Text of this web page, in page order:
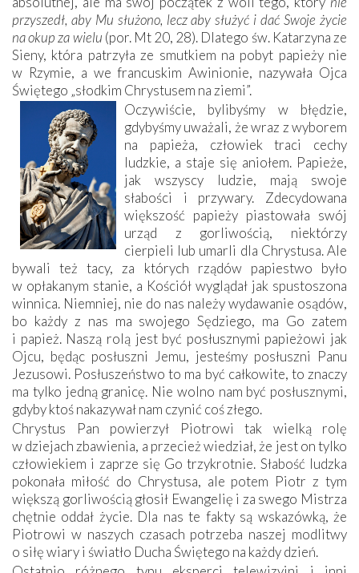
przyszedł, aby Mu służono, lecz aby służyć i dać Swoje życie
na okup za wielu (por. Mt 20, 28). Dlatego św. Katarzyna ze
Sieny, która patrzyła ze smutkiem na pobyt papieży nie
w Rzymie, a we francuskim Awinionie, nazywała Ojca
Świętego „słodkim Chrystusem na ziemi”.
Oczywiście, bylibyśmy w błędzie,
gdybyśmy uważali, że wraz z wyborem
na papieża, człowiek traci cechy
ludzkie, a staje się aniołem. Papieże,
jak wszyscy ludzie, mają swoje
słabości i przywary. Zdecydowana
większość papieży piastowała swój
urząd z gorliwością, niektórzy
cierpieli lub umarli dla Chrystusa. Ale
bywali też tacy, za których rządów papiestwo było
w opłakanym stanie, a Kościół wyglądał jak spustoszona
winnica. Niemniej, nie do nas należy wydawanie osądów,
bo każdy z nas ma swojego Sędziego, ma Go zatem
i papież. Naszą rolą jest być posłusznymi papieżowi jak
Ojcu, będąc posłuszni Jemu, jesteśmy posłuszni Panu
Jezusowi. Posłuszeństwo to ma być całkowite, to znaczy
ma tylko jedną granicę. Nie wolno nam być posłusznymi,
gdyby ktoś nakazywał nam czynić coś złego.
Chrystus Pan powierzył Piotrowi tak wielką rolę
w dziejach zbawienia, a przecież wiedział, że jest on tylko
człowiekiem i zaprze się Go trzykrotnie. Słabość ludzka
pokonała miłość do Chrystusa, ale potem Piotr z tym
większą gorliwością głosił Ewangelię i za swego Mistrza
chętnie oddał życie. Dla nas te fakty są wskazówką, że
Piotrowi w naszych czasach potrzeba naszej modlitwy
o siłę wiary i światło Ducha Świętego na każdy dzień.